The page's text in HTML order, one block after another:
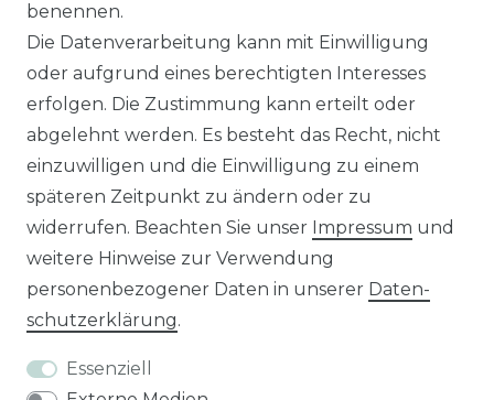
unter:
0421 - 7942081
Unseren Händlershop finden Sie hier:
https://b2b-popshotsstudios.de/
Wir versenden mit
Unsere Zahlungsarten
benennen.
Die Datenverarbeitung kann mit Einwilligung
oder aufgrund eines berechtigten Interesses
erfolgen. Die Zustimmung kann erteilt oder
abgelehnt werden. Es besteht das Recht, nicht
einzuwilligen und die Einwilligung zu einem
späteren Zeitpunkt zu ändern oder zu
widerrufen. Beachten Sie unser Impressum und
weitere Hinweise zur Verwendung
personenbezogener Daten in unserer Daten­
schutz­erklärung.
Essenziell